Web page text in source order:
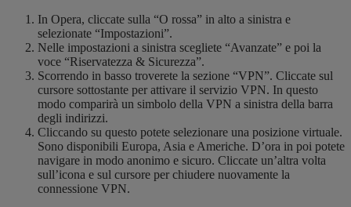
In Opera, cliccate sulla “O rossa” in alto a sinistra e
selezionate “Impostazioni”.
Nelle impostazioni a sinistra scegliete “Avanzate” e poi la
voce “Riservatezza & Sicurezza”.
Scorrendo in basso troverete la sezione “VPN”. Cliccate sul
cursore sottostante per attivare il servizio VPN. In questo
modo comparirà un simbolo della VPN a sinistra della barra
degli indirizzi.
Cliccando su questo potete selezionare una posizione virtuale.
Sono disponibili Europa, Asia e Americhe. D’ora in poi potete
navigare in modo anonimo e sicuro. Cliccate un’altra volta
sull’icona e sul cursore per chiudere nuovamente la
connessione VPN.